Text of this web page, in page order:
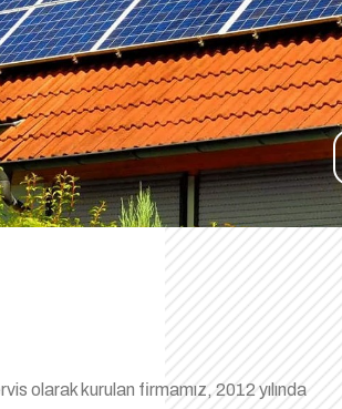
olarak kurulan firmamız, 2012 yılında